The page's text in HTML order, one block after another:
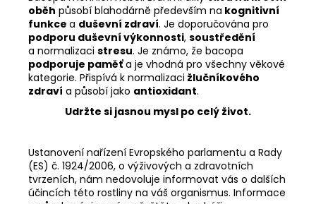
oběh působí blahodárně především na kognitivní
funkce a duševní zdraví. Je doporučována pro
podporu duševní výkonnosti, soustředění
a normalizaci stresu. Je známo, že bacopa
podporuje paměťa je vhodná pro všechny věkové
kategorie. Přispívá k normalizaci žlučníkového
zdraví a působí jako antioxidant.
Udržte si jasnou mysl po celý život.
Ustanovení nařízení Evropského parlamentu a Rady
(ES) č. 1924/2006, o výživových a zdravotních
tvrzeních, nám nedovoluje informovat vás o dalších
účincích této rostliny na váš organismus. Informace